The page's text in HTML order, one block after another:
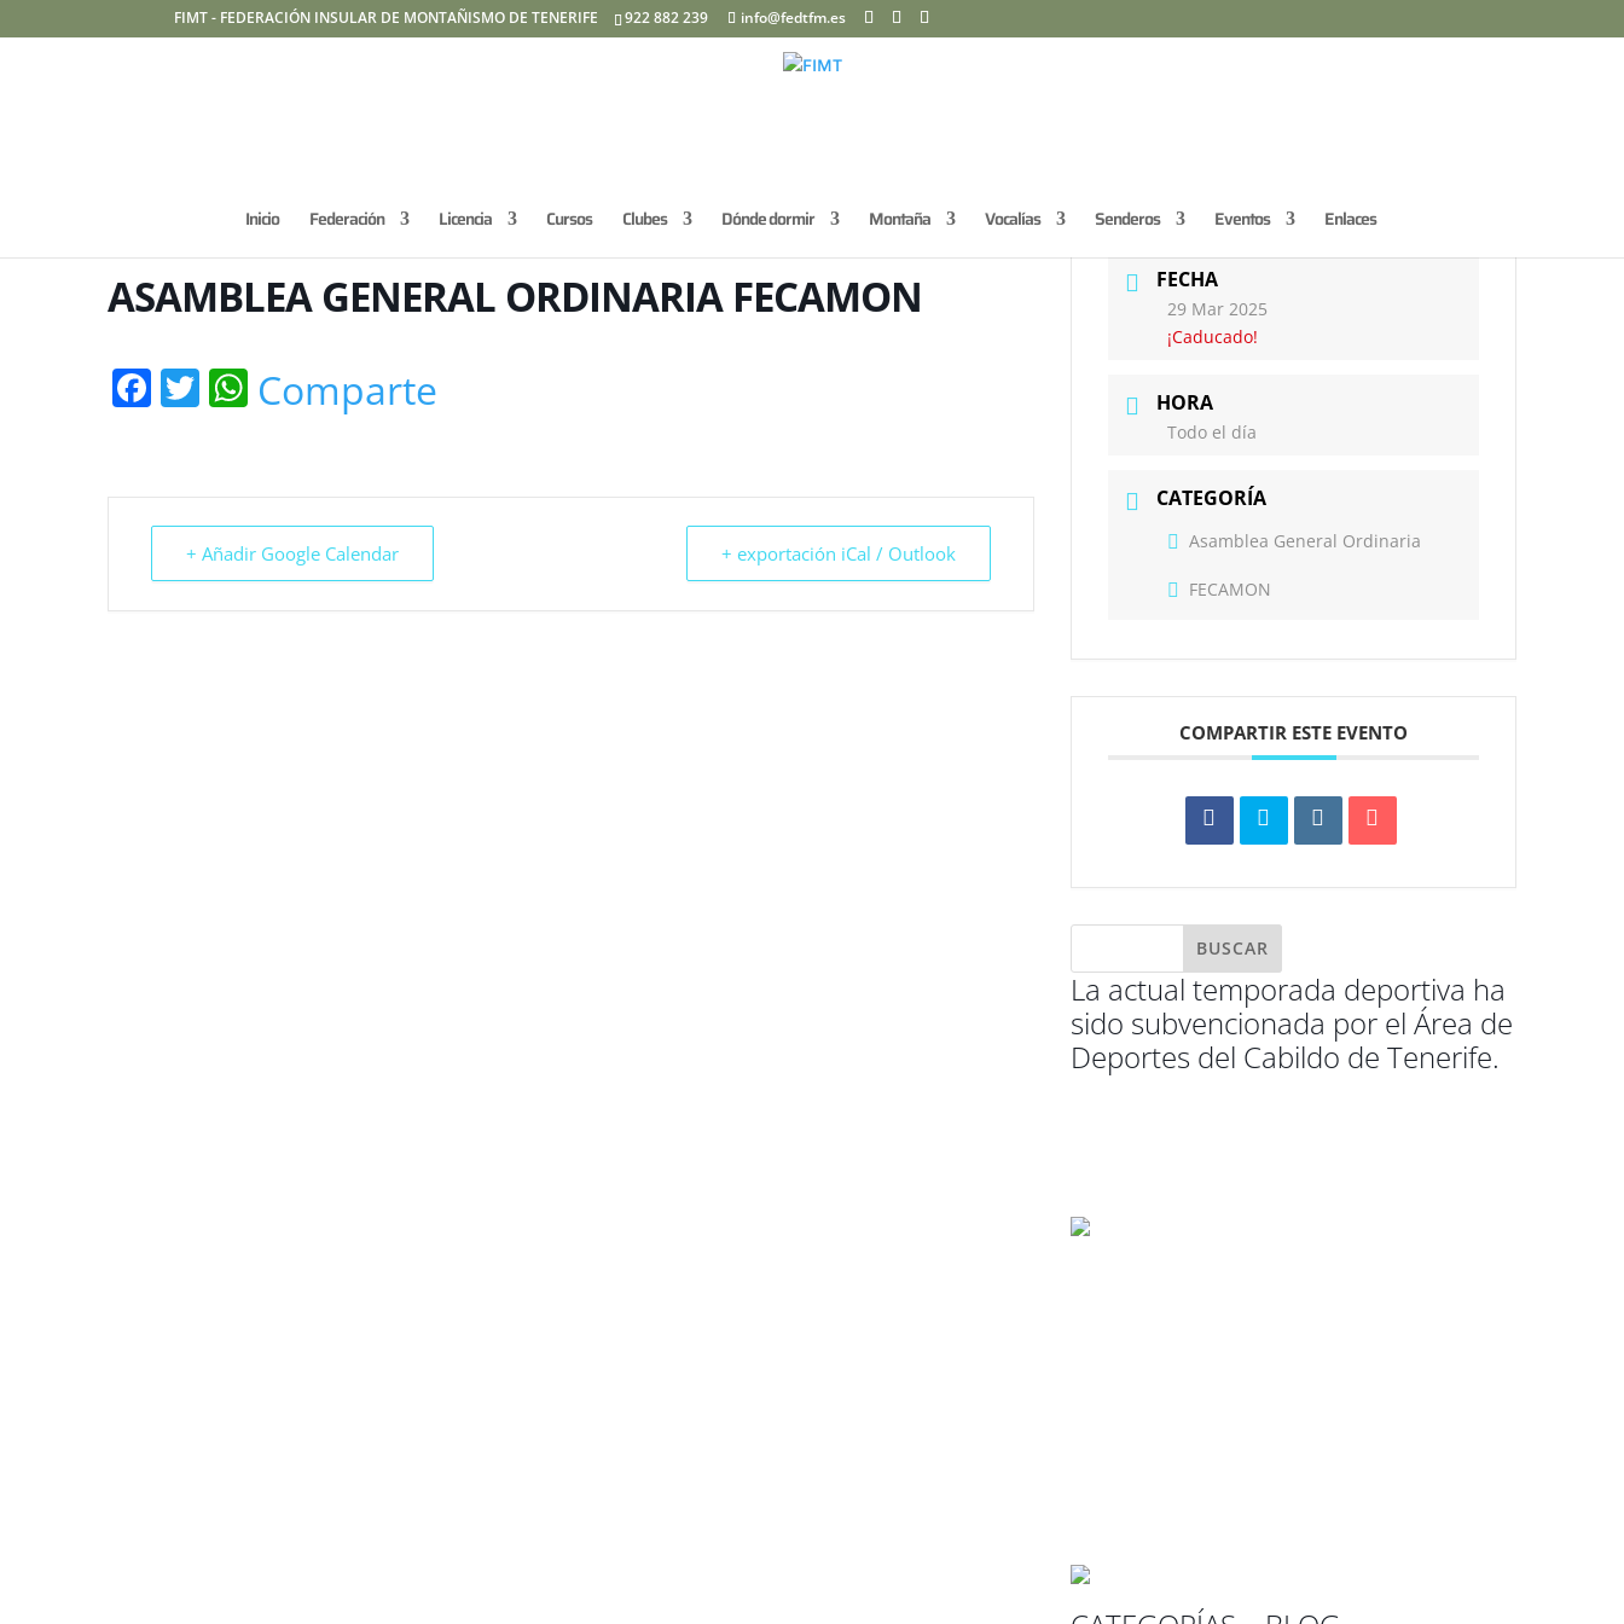
FIMT - FEDERACIÓN INSULAR DE MONTAÑISMO DE TENERIFE 922 882 239 info@fedtfm.es
Inicio Federación Licencia Cursos Clubes Dónde dormir Montaña Vocalías Senderos Eventos Enlaces
ASAMBLEA GENERAL ORDINARIA FECAMON
Facebook
Twitter
WhatsApp
Comparte
+ Añadir Google Calendar + exportación iCal / Outlook
FECHA
29 Mar 2025
¡Caducado!
HORA
Todo el día
CATEGORÍA
Asamblea General Ordinaria
FECAMON
COMPARTIR ESTE EVENTO
La actual temporada deportiva ha
sido subvencionada por el Área de
Deportes del Cabildo de Tenerife.